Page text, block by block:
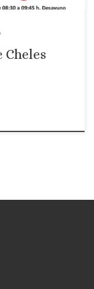
Cheles